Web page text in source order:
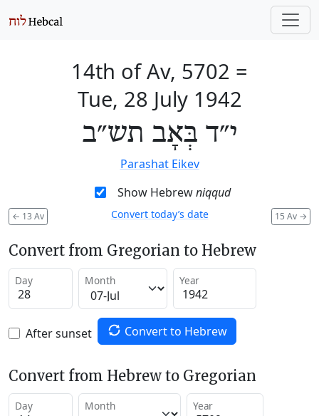
14th of Av, 5702 =
Tue, 28 July 1942
י״ד בְּאָב תש״ב
Parashat Eikev
Show Hebrewniqqud
← 13 Av 15 Av →
Convert today’s date
Convert from Gregorian to Hebrew
Day Month Year
After sunset Convert to Hebrew
Convert from Hebrew to Gregorian
Day Month Year